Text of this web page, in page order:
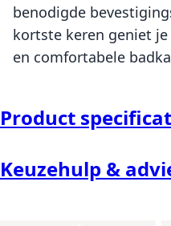
benodigde
kortste keren geniet
en comfortabele
Product
Keuzehulp &